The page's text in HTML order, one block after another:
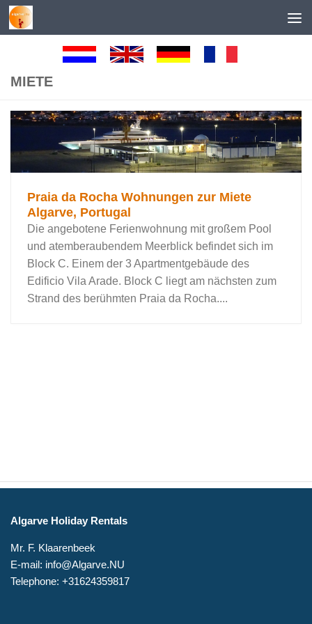
Skip to content
MIETE
Praia da Rocha Wohnungen zur Miete
Algarve, Portugal
Die angebotene Ferienwohnung mit großem Pool
und atemberaubendem Meerblick befindet sich im
Block C. Einem der 3 Apartmentgebäude des
Edificio Vila Arade. Block C liegt am nächsten zum
Strand des berühmten Praia da Rocha....
Algarve Holiday Rentals
Mr. F. Klaarenbeek
E-mail: info@Algarve.NU
Telephone: +31624359817